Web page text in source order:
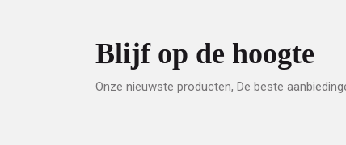
Blijf op de hoogte
Onze nieuwste producten, De beste